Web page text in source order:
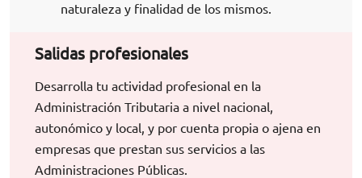
naturaleza y finalidad de los mismos.
Salidas profesionales
Desarrolla tu actividad profesional en la
Administración Tributaria a nivel nacional,
autonómico y local, y por cuenta propia o ajena en
empresas que prestan sus servicios a las
Administraciones Públicas.